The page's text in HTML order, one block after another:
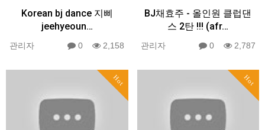
Korean bj dance 지삐
jeehyeoun…
관리자 0 2,158
BJ채효주 - 올인원 클럽댄
스 2탄 !!! (afr…
관리자 0 2,787
Hot Hot